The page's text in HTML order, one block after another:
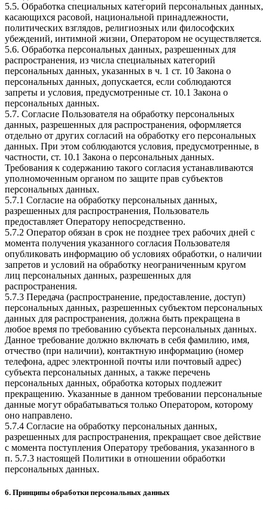
5.5. Обработка специальных категорий персональных данных,
касающихся расовой, национальной принадлежности,
политических взглядов, религиозных или философских
убеждений, интимной жизни, Оператором не осуществляется.
5.6. Обработка персональных данных, разрешенных для
распространения, из числа специальных категорий
персональных данных, указанных в ч. 1 ст. 10 Закона о
персональных данных, допускается, если соблюдаются
запреты и условия, предусмотренные ст. 10.1 Закона о
персональных данных.
5.7. Согласие Пользователя на обработку персональных
данных, разрешенных для распространения, оформляется
отдельно от других согласий на обработку его персональных
данных. При этом соблюдаются условия, предусмотренные, в
частности, ст. 10.1 Закона о персональных данных.
Требования к содержанию такого согласия устанавливаются
уполномоченным органом по защите прав субъектов
персональных данных.
5.7.1 Согласие на обработку персональных данных,
разрешенных для распространения, Пользователь
предоставляет Оператору непосредственно.
5.7.2 Оператор обязан в срок не позднее трех рабочих дней с
момента получения указанного согласия Пользователя
опубликовать информацию об условиях обработки, о наличии
запретов и условий на обработку неограниченным кругом
лиц персональных данных, разрешенных для
распространения.
5.7.3 Передача (распространение, предоставление, доступ)
персональных данных, разрешенных субъектом персональных
данных для распространения, должна быть прекращена в
любое время по требованию субъекта персональных данных.
Данное требование должно включать в себя фамилию, имя,
отчество (при наличии), контактную информацию (номер
телефона, адрес электронной почты или почтовый адрес)
субъекта персональных данных, а также перечень
персональных данных, обработка которых подлежит
прекращению. Указанные в данном требовании персональные
данные могут обрабатываться только Оператором, которому
оно направлено.
5.7.4 Согласие на обработку персональных данных,
разрешенных для распространения, прекращает свое действие
с момента поступления Оператору требования, указанного в
п. 5.7.3 настоящей Политики в отношении обработки
персональных данных.
6. Принципы обработки персональных данных